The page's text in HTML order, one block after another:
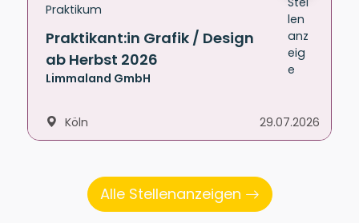
Praktikum
Praktikant:in Grafik / Design
ab Herbst 2026
Limmaland GmbH
Köln 29.07.2026
Alle Stellenanzeigen